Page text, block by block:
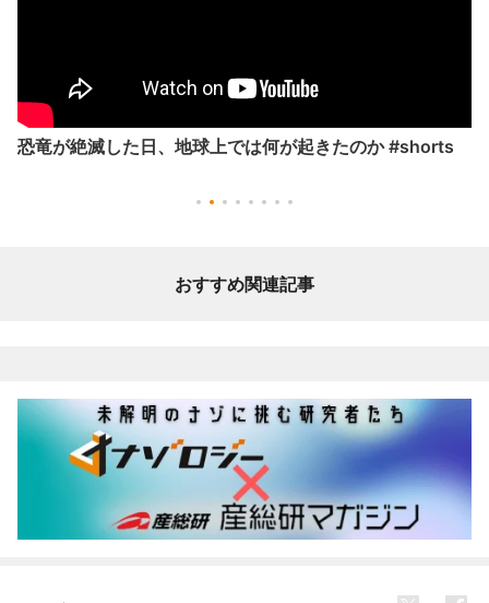
恐竜が絶滅した日、地球上では何が起きたのか #shorts
おすすめ関連記事